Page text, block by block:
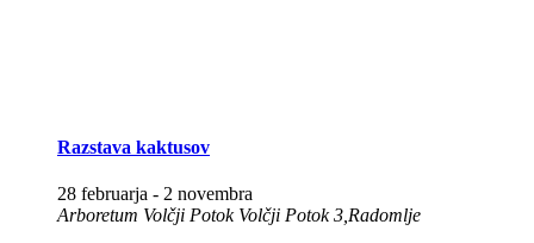
Razstava kaktusov
28 februarja - 2 novembra
Arboretum Volčji Potok Volčji Potok 3,Radomlje